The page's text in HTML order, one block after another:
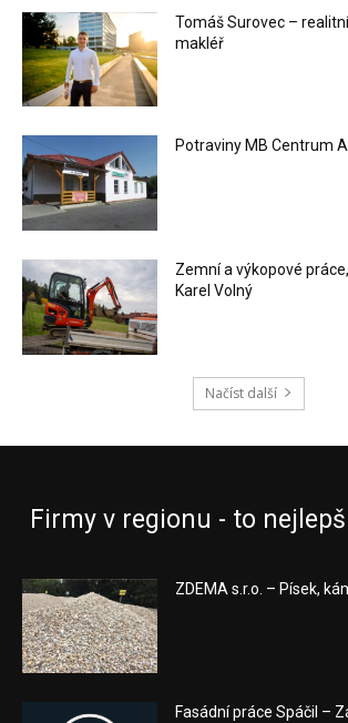
Tomáš Surovec –
makléř
Potraviny MB Centrum
Zemní a výkopové
Karel Volný
Načíst další
Firmy v regionu - to
ZDEMA s.r.o. – Písek,
Fasádní práce Spáčil –